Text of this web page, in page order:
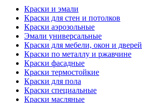
Краски и эмали
Краски для стен и потолков
Краски аэрозольные
Эмали универсальные
Краски для мебели, окон и дверей
Краски по металлу и ржавчине
Краски фасадные
Краски термостойкие
Краски для пола
Краски специальные
Краски масляные